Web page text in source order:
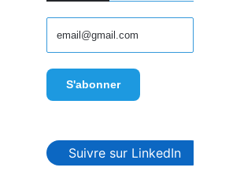
Suivre sur LinkedIn